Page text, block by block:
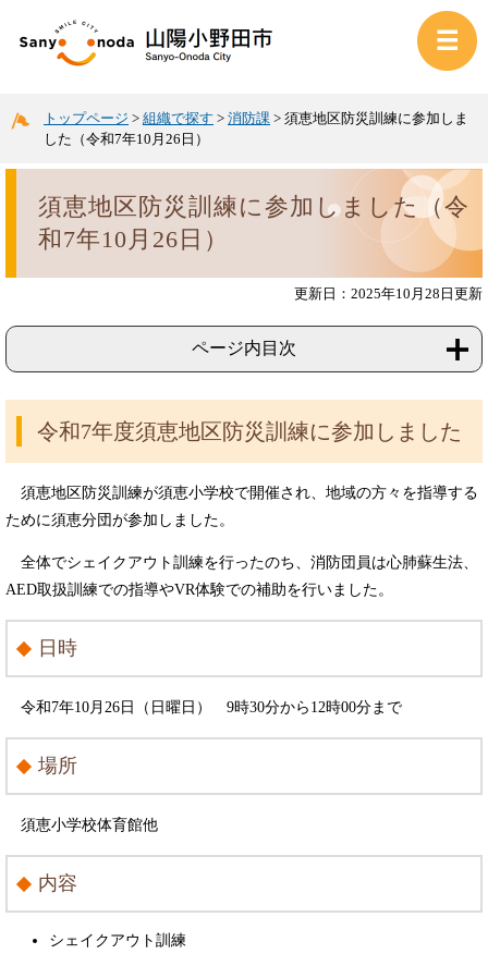
トップページ > 組織で探す > 消防課 > 須恵地区防災訓練に参加しま
した（令和7年10月26日）
須恵地区防災訓練に参加しました（令
和7年10月26日）
更新日：2025年10月28日更新
ページ内目次
令和7年度須恵地区防災訓練に参加しました
須恵地区防災訓練が須恵小学校で開催され、地域の方々を指導する
ために須恵分団が参加しました。
全体でシェイクアウト訓練を行ったのち、消防団員は心肺蘇生法、
AED取扱訓練での指導やVR体験での補助を行いました。
日時
令和7年10月26日（日曜日） 9時30分から12時00分まで
場所
須恵小学校体育館他
内容
シェイクアウト訓練